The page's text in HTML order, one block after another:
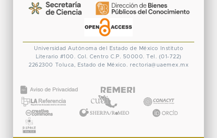
Universidad Autónoma del Estado de México
Instituto
Literario #100. Col. Centro C.P. 50000. Tel. (01-722)
2262300 Toluca, Estado de México. rectoria@uaemex.mx